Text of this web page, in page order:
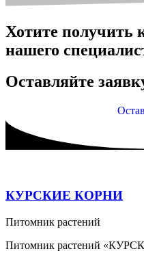
Хотите получить
нашего
Оставляйте
КУРСКИЕ КОРНИ
Питомник растений
Питомник растений